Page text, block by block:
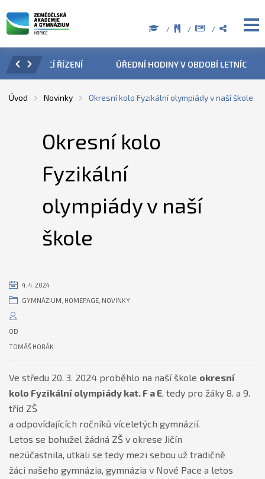
ÚŘEDNÍ HODINY V OBDOBÍ LETNÍCH PRÁZDNIN
Úvod Novinky Okresní kolo Fyzikální olympiády v naší škole
Okresní kolo
Fyzikální
olympiády v naší
škole
4. 4. 2024
GYMNÁZIUM HOMEPAGE NOVINKY
OD
TOMÁŠ HORÁK
Ve středu 20. 3. 2024 proběhlo na naší škole okresní
kolo Fyzikální olympiády kat. F a E, tedy pro žáky 8. a 9.
tříd ZŠ
a odpovídajících ročníků víceletých gymnázií.
Letos se bohužel žádná ZŠ v okrese Jičín
nezúčastnila, utkali se tedy mezi sebou už tradičně
žáci našeho gymnázia, gymnázia v Nové Pace a letos